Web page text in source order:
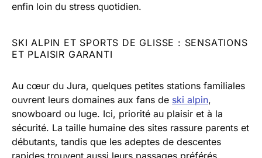
enfin loin du stress quotidien.
SKI ALPIN ET SPORTS DE GLISSE : SENSATIONS
ET PLAISIR GARANTI
Au cœur du Jura, quelques petites stations familiales
ouvrent leurs domaines aux fans de ski alpin,
snowboard ou luge. Ici, priorité au plaisir et à la
sécurité. La taille humaine des sites rassure parents et
débutants, tandis que les adeptes de descentes